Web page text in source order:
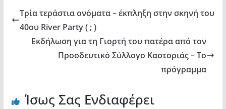
Τρία τεράστια ονόματα – έκπληξη στην σκηνή του
40ου River Party ( ; )
Εκδήλωση για τη Γιορτή του πατέρα από τον
Προοδευτικό Σύλλογο Καστοριάς – Το
πρόγραμμα
Ίσως Σας Ενδιαφέρει